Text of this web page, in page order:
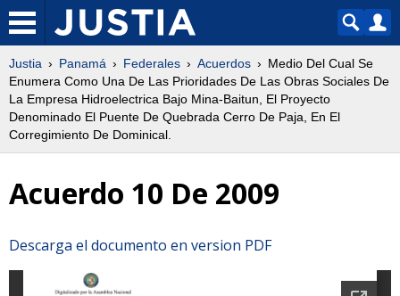
Justia Panamá Federales Acuerdos
Medio Del Cual Se
Enumera Como Una De Las Prioridades De Las Obras Sociales De
La Empresa Hidroelectrica Bajo Mina-Baitun, El Proyecto
Denominado El Puente De Quebrada Cerro De Paja, En El
Corregimiento De Dominical.
Acuerdo 10 De 2009
Descarga el documento en version PDF